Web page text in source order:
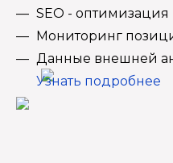
SEO - оптимизация
Мониторинг
Данные внешней
Узнать подробнее